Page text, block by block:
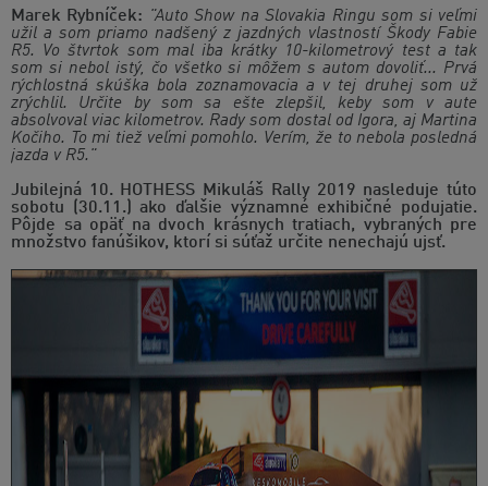
Marek Rybníček: "Auto Show na Slovakia Ringu som si veľmi
užil a som priamo nadšený z jazdných vlastností Škody Fabie
R5. Vo štvrtok som mal iba krátky 10-kilometrový test a tak
som si nebol istý, čo všetko si môžem s autom dovoliť... Prvá
rýchlostná skúška bola zoznamovacia a v tej druhej som už
zrýchlil. Určite by som sa ešte zlepšil, keby som v aute
absolvoval viac kilometrov. Rady som dostal od Igora, aj Martina
Kočiho. To mi tiež veľmi pomohlo. Verím, že to nebola posledná
jazda v R5."
Jubilejná 10. HOTHESS Mikuláš Rally 2019 nasleduje túto
sobotu (30.11.) ako ďalšie významné exhibičné podujatie.
Pôjde sa opäť na dvoch krásnych tratiach, vybraných pre
množstvo fanúšikov, ktorí si súťaž určite nenechajú ujsť.